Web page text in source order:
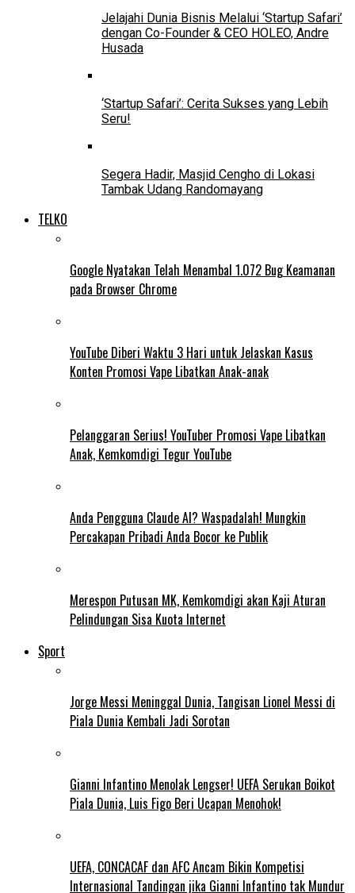
Jelajahi Dunia Bisnis Melalui ‘Startup Safari’
dengan Co-Founder & CEO HOLEO, Andre
Husada
‘Startup Safari’: Cerita Sukses yang Lebih
Seru!
Segera Hadir, Masjid Cengho di Lokasi
Tambak Udang Randomayang
TELKO
Google Nyatakan Telah Menambal 1.072 Bug Keamanan
pada Browser Chrome
YouTube Diberi Waktu 3 Hari untuk Jelaskan Kasus
Konten Promosi Vape Libatkan Anak-anak
Pelanggaran Serius! YouTuber Promosi Vape Libatkan
Anak, Kemkomdigi Tegur YouTube
Anda Pengguna Claude AI? Waspadalah! Mungkin
Percakapan Pribadi Anda Bocor ke Publik
Merespon Putusan MK, Kemkomdigi akan Kaji Aturan
Pelindungan Sisa Kuota Internet
Sport
Jorge Messi Meninggal Dunia, Tangisan Lionel Messi di
Piala Dunia Kembali Jadi Sorotan
Gianni Infantino Menolak Lengser! UEFA Serukan Boikot
Piala Dunia, Luis Figo Beri Ucapan Menohok!
UEFA, CONCACAF dan AFC Ancam Bikin Kompetisi
Internasional Tandingan jika Gianni Infantino tak Mundur